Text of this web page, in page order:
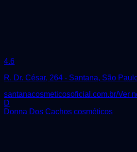
4.6
R. Dr. César, 264 - Santana, São
santanacosmeticosoficial.com.br/Ver
D
Donna Dos Cachos cosméticos